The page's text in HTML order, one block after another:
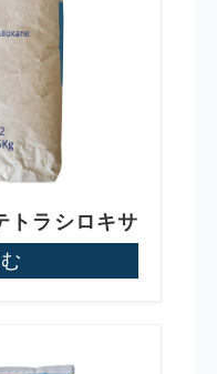
トラシロキサ